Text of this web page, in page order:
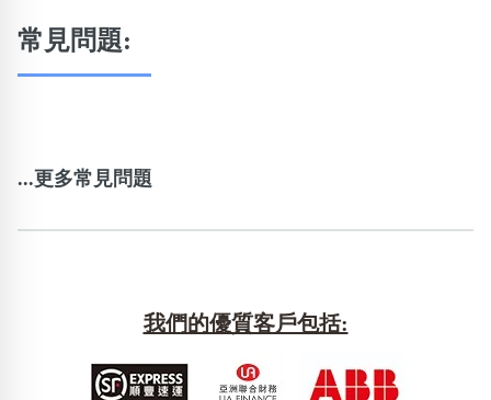
常見問題:
...更多常見問題
我們的優質客戶包括: